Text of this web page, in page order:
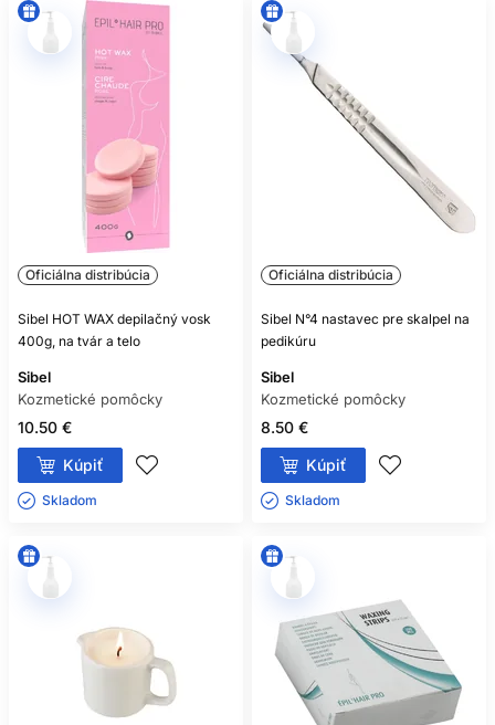
Oficiálna distribúcia
Sibel HOT WAX depilačný vosk
400g, na tvár a telo
Sibel
Kozmetické pomôcky
10.50 €
Kúpiť
Skladom ㅤ
Oficiálna distribúcia
Sibel N°4 nastavec pre skalpel na
pedikúru
Sibel
Kozmetické pomôcky
8.50 €
Kúpiť
Skladom ㅤ